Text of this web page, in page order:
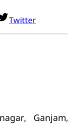
Twitter
Ganjam,